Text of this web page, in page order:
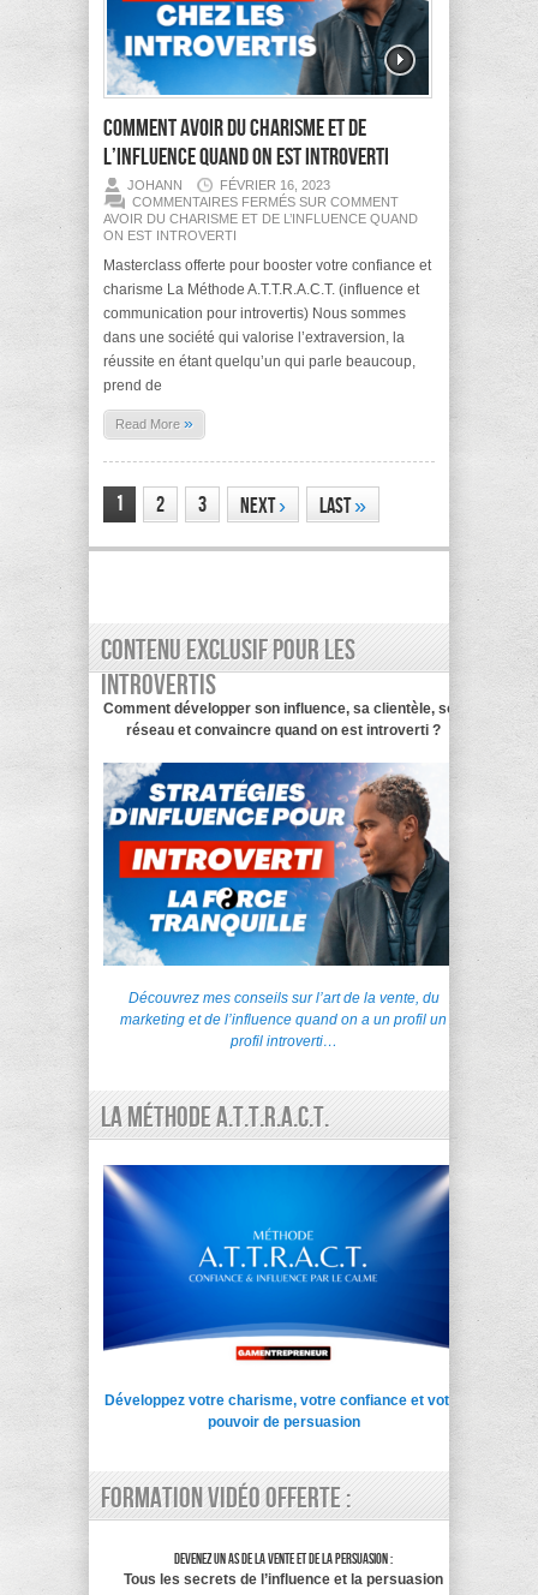
Comment avoir du charisme et de
l’influence quand on est introverti
JOHANN
FÉVRIER 16, 2023
COMMENTAIRES FERMÉS SUR COMMENT
AVOIR DU CHARISME ET DE L’INFLUENCE QUAND
ON EST INTROVERTI
Masterclass offerte pour booster votre confiance et
charisme La Méthode A.T.T.R.A.C.T. (influence et
communication pour introvertis) Nous sommes
dans une société qui valorise l’extraversion, la
réussite en étant quelqu’un qui parle beaucoup,
prend de
Read More »
1 2 3 Next› Last»
Contenu exclusif pour les
introvertis
Comment développer son influence, sa clientèle, son
réseau et convaincre quand on est introverti ?
Découvrez mes conseils sur l’art de la vente, du
marketing et de l’influence quand on a un profil un
profil introverti…
La Méthode A.T.T.R.A.C.T.
Développez votre charisme, votre confiance et votre
pouvoir de persuasion
Formation vidéo offerte :
Devenez un as de la vente et de la persuasion :
Tous les secrets de l’influence et la persuasion